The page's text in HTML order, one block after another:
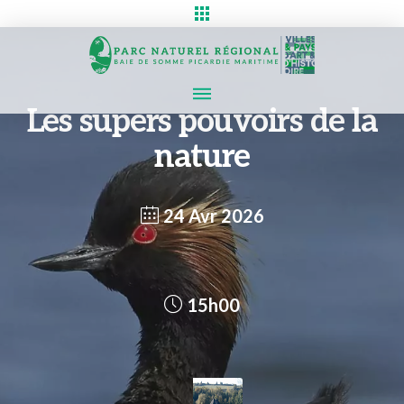
Les supers pouvoirs de la
nature
24 Avr 2026
15h00